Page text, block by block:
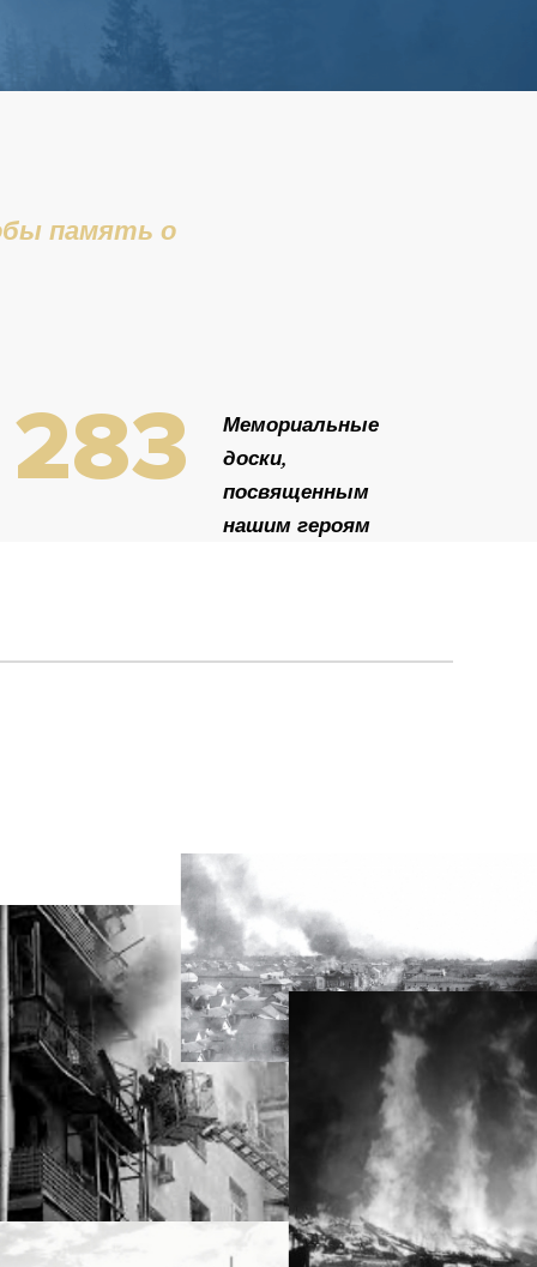
память о
283
Мемориальные
доски,
посвященным
нашим героям